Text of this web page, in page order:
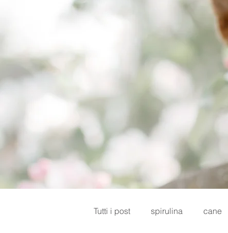
Tutti i post spirulina cane